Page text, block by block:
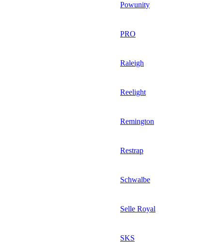
Powunity
PRO
Raleigh
Reelight
Remington
Restrap
Schwalbe
Selle Royal
SKS